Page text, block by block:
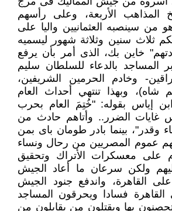
المذاهب الأربعة، وعلى رأسهم
من سينصبه العثمانيين واليا على
ثلاث سنين وثلاثة شهور ليسميه
خاين بك، الذى أمر بأن يرفع
المساجد بالدعاء للسلطان سليم
وخادم الحرمين الشريفين،
شاه)، وبهذا تنتهي أحداث العام
ابن إياس بقوله: "خُتِمَ العام بحرب
غايات الضرر.. وأتاهم حادث من
وقدر"، بينما بادر طومان باى بمن
عموم المصريين من رحال ونساء
على معسكرات الأتراك وتحقيق
ولكن سرعان ما أعاد الجيش
على القاهرة، واندفع جنود الجيش
القاهرة فسادا ويحرقون المساجد
بها ويقتلون من يقابلون من